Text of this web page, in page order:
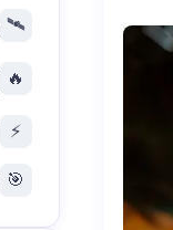
🛰️
🔥
⚡
🎯